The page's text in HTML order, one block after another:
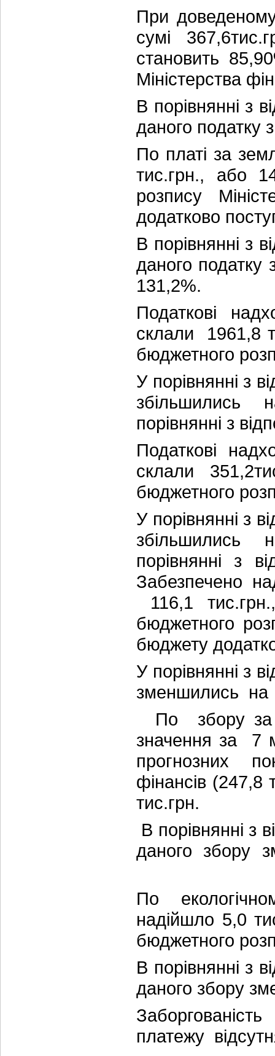
При
сумі
становить
Міністерства
В порівнянні з
даного податку
По платі за
тис.грн., або
розпису
додатково
В порівнянні з
даного податку
131,2%.
Податкові
склали 1961,8
бюджетного
У порівнянні з
збільшились
порівнянні з
Податкові
склали
бюджетного
У порівнянні з
збільшились
порівнянні
Забезпечено
116,1
бюджетного
бюджету
У порівнянні з
зменшились на
По збору за
значення за 7
прогнозних
фінансів (247,8
тис.грн.
В порівнянні з
даного
По
надійшло 5,0
бюджетного
В порівнянні з
даного збору
платежу